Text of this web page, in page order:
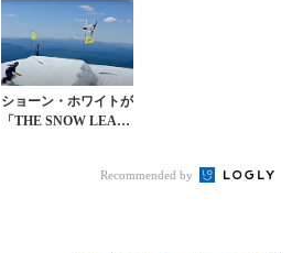
ショーン・ホワイトが
「THE SNOW LEAG
Recommended by